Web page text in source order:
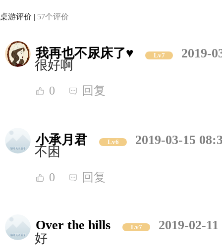
桌游评价 | 57个评价
我再也不尿床了♥ Lv7
2019-
很好啊
0 回复
小承月君 Lv6
2019-03-15
不困
0 回复
Over the hills Lv7
2019-02-
好